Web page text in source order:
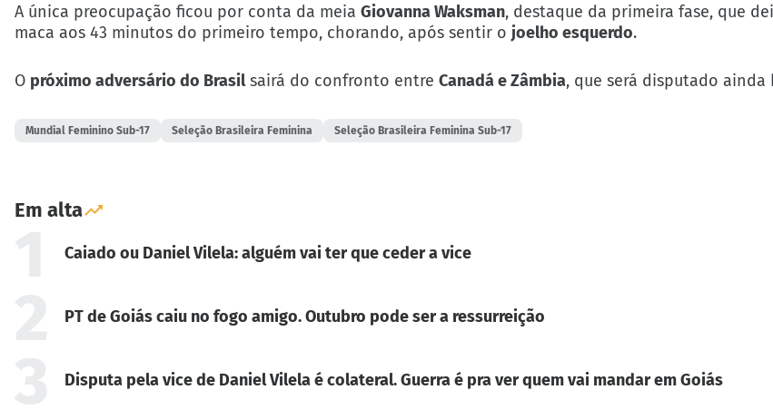
A única preocupação ficou por conta da meia Giovanna Waksman, destaque da primeira fase, que
maca aos 43 minutos do primeiro tempo, chorando, após sentir o joelho esquerdo.
O próximo adversário do Brasilsairá do confronto entre Canadá e Zâmbia, que será disputado ainda
Mundial Feminino Sub-17 Seleção Brasileira Feminina Seleção Brasileira Feminina Sub-17
Em alta
Caiado ou Daniel Vilela: alguém vai ter que ceder a vice
PT de Goiás caiu no fogo amigo. Outubro pode ser a ressurreição
Disputa pela vice de Daniel Vilela é colateral. Guerra é pra ver quem vai mandar em Goiás